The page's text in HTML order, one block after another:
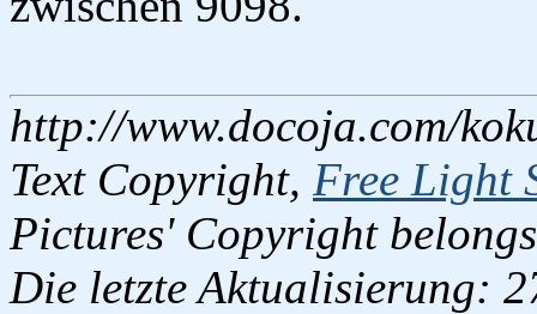
http://www.docoja.com/
Text Copyright, Free Light
Pictures' Copyright
Die letzte Aktualisierung: